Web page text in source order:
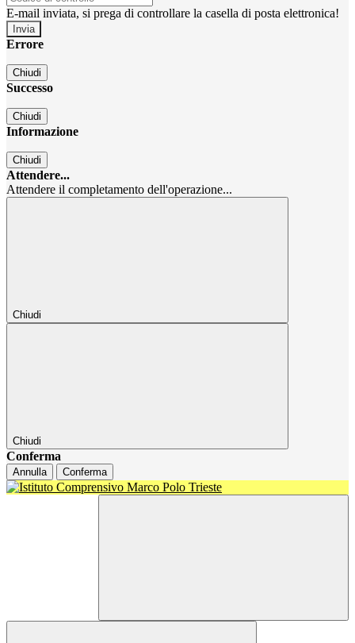
E-mail inviata, si prega di controllare la casella di posta elettronica!
Errore
Chiudi
Successo
Chiudi
Informazione
Chiudi
Attendere...
Attendere il completamento dell'operazione...
Chiudi
Chiudi
Conferma
Annulla Conferma